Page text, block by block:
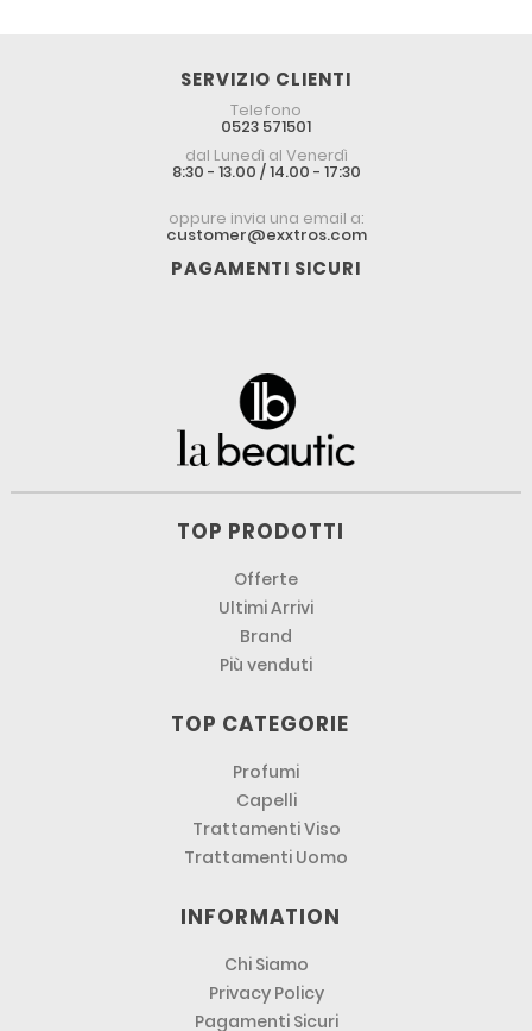
SERVIZIO CLIENTI
Telefono
0523 571501
dal Lunedì al Venerdì
8:30 - 13.00 / 14.00 - 17:30
oppure invia una email a:
customer@exxtros.com
PAGAMENTI SICURI
TOP PRODOTTI
Offerte
Ultimi Arrivi
Brand
Più venduti
TOP CATEGORIE
Profumi
Capelli
Trattamenti Viso
Trattamenti Uomo
INFORMATION
Chi Siamo
Privacy Policy
Pagamenti Sicuri